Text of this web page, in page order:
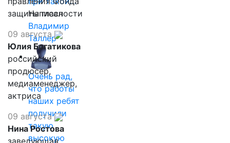
Написал
Владимир
Таллер
Очень рад,
что работы
наших ребят
получили
такую
высокую
защиты гласности
09 августа
Юлия Богатикова
российский
продюсер,
медиаменеджер,
актриса
09 августа
Нина Ростова
заведующая